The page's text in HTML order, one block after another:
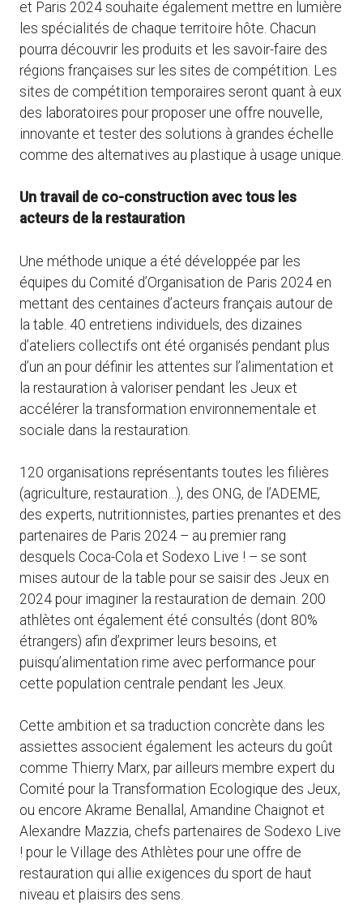
et Paris 2024 souhaite également mettre en lumière
les spécialités de chaque territoire hôte. Chacun
pourra découvrir les produits et les savoir-faire des
régions françaises sur les sites de compétition. Les
sites de compétition temporaires seront quant à eux
des laboratoires pour proposer une offre nouvelle,
innovante et tester des solutions à grandes échelle
comme des alternatives au plastique à usage unique.
Un travail de co-construction avec tous les
acteurs de la restauration
Une méthode unique a été développée par les
équipes du Comité d’Organisation de Paris 2024 en
mettant des centaines d’acteurs français autour de
la table. 40 entretiens individuels, des dizaines
d’ateliers collectifs ont été organisés pendant plus
d’un an pour définir les attentes sur l’alimentation et
la restauration à valoriser pendant les Jeux et
accélérer la transformation environnementale et
sociale dans la restauration.
120 organisations représentants toutes les filières
(agriculture, restauration…), des ONG, de l’ADEME,
des experts, nutritionnistes, parties prenantes et des
partenaires de Paris 2024 – au premier rang
desquels Coca-Cola et Sodexo Live ! – se sont
mises autour de la table pour se saisir des Jeux en
2024 pour imaginer la restauration de demain. 200
athlètes ont également été consultés (dont 80%
étrangers) afin d’exprimer leurs besoins, et
puisqu’alimentation rime avec performance pour
cette population centrale pendant les Jeux.
Cette ambition et sa traduction concrète dans les
assiettes associent également les acteurs du goût
comme Thierry Marx, par ailleurs membre expert du
Comité pour la Transformation Ecologique des Jeux,
ou encore Akrame Benallal, Amandine Chaignot et
Alexandre Mazzia, chefs partenaires de Sodexo Live
! pour le Village des Athlètes pour une offre de
restauration qui allie exigences du sport de haut
niveau et plaisirs des sens.